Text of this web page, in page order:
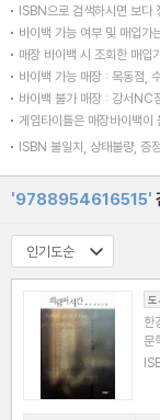
ISBN으로 검색하시면 보다
바이백 가능 여부 및 매입가
매장 바이백 시 조회한 매입
바이백 가능 매장 : 목동점,
바이백 불가 매장 : 강서NC
게임타이틀은 매장바이백이
ISBN 불일치, 상태불량, 증
'9788954616515'
도
한
문